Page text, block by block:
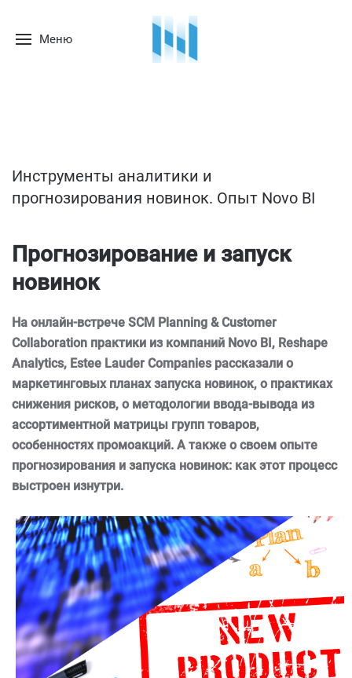
Меню
Инструменты аналитики и
прогнозирования новинок. Опыт Novo BI
Прогнозирование и запуск
новинок
На онлайн-встрече SCM Planning & Customer
Collaboration практики из компаний Novo BI, Reshape
Analytics, Estee Lauder Companiesрассказали о
маркетинговых планах запуска новинок, о практиках
снижения рисков, о методологии ввода-вывода из
ассортиментной матрицы групп товаров,
особенностях промоакций. А также о своем опыте
прогнозирования и запуска новинок: как этот процесс
выстроен изнутри.